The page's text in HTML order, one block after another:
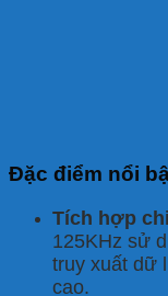
Đặc điểm nổi
Tích hợp
125KHz sử
truy xuất dữ
cao.